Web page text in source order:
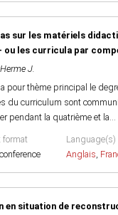
sur les matériels
ou les curricula par
J.
pour thème principal le
du curriculum sont
pendant la quatrième et la...
format
Language(s)
Anglais,
en situation de